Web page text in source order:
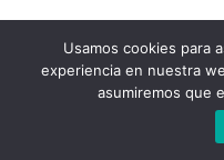
Usamos cookies para
experiencia en nuestra
asumiremos que